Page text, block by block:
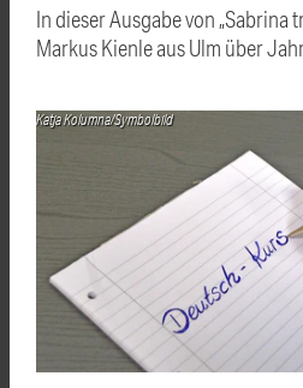
In dieser Ausgabe von
Markus Kienle aus Ulm über
Katja Kolumna/Symbolbild